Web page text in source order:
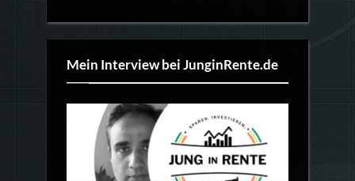
Mein Interview bei JunginRente.de